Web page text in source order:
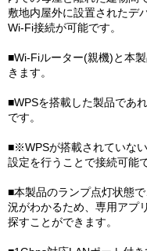
敷地内屋外に設置されたデ
Wi-Fi接続が可能です。
■Wi-Fiルーター(親機)と本
きます。
■WPSを搭載した製品であ
です。
■※WPSが搭載されていな
設定を行うことで接続可能で
■本製品のランプ点灯状態
況がわかるため、専用アプ
探すことができます。